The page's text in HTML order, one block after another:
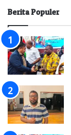
Berita Populer